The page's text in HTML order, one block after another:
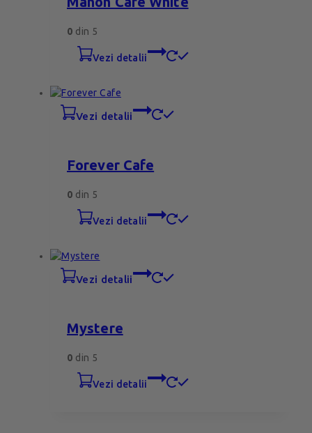
0 din 5
vezi detalii
vezi detalii
Forever Cafe
0 din 5
vezi detalii
vezi detalii
Mystere
0 din 5
vezi detalii